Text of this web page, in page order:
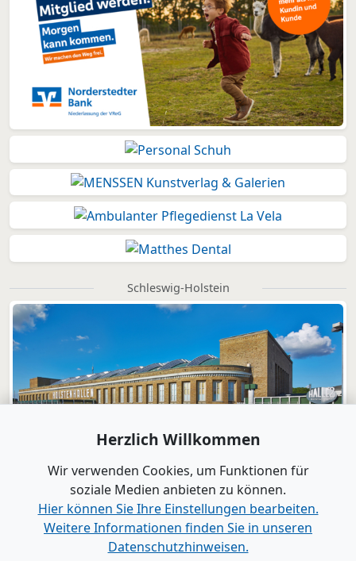
Schleswig-Holstein
Herzlich Willkommen
Wir verwenden Cookies, um Funktionen für
soziale Medien anbieten zu können.
Hier können Sie Ihre Einstellungen bearbeiten.
Weitere Informationen finden Sie in unseren
Datenschutzhinweisen.